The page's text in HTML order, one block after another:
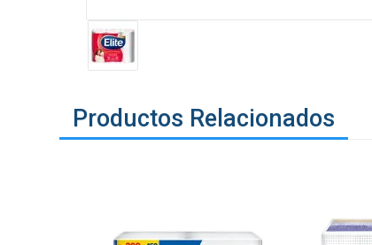
Productos Relacionados